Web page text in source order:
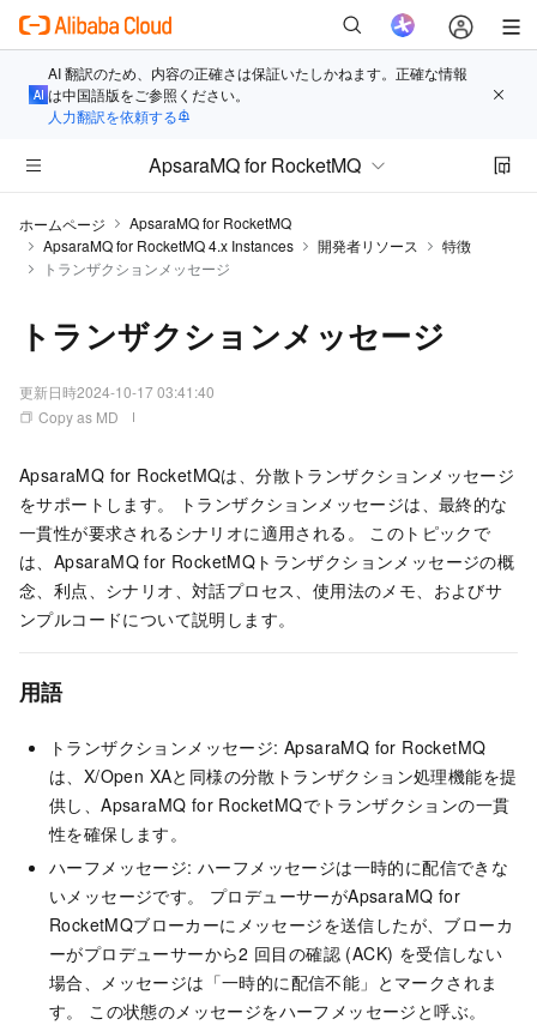
AI 翻訳のため、内容の正確さは保証いたしかねます。正確な情報
は中国語版をご参照ください。
人力翻訳を依頼する
ApsaraMQ for RocketMQ
ホームページ
ApsaraMQ for RocketMQ
ApsaraMQ for RocketMQ 4.x Instances
開発者リソース
特徴
トランザクションメッセージ
トランザクションメッセージ
更新日時2024-10-17 03:41:40
Copy as MD
ApsaraMQ for RocketMQは、分散トランザクションメッセージ
をサポートします。 トランザクションメッセージは、最終的な
一貫性が要求されるシナリオに適用される。 このトピックで
は、 ApsaraMQ for RocketMQ トランザクションメッセージの概
念、利点、シナリオ、対話プロセス、使用法のメモ、およびサ
ンプルコードについて説明します。
用語
トランザクションメッセージ: ApsaraMQ for RocketMQ
は、X/Open XAと同様の分散トランザクション処理機能を提
供し、ApsaraMQ for RocketMQでトランザクションの一貫
性を確保します。
ハーフメッセージ: ハーフメッセージは一時的に配信できな
いメッセージです。 プロデューサーがApsaraMQ for
RocketMQブローカーにメッセージを送信したが、ブローカ
ーがプロデューサーから2 回目の確認 (ACK) を受信しない
場合、メッセージは「一時的に配信不能」とマークされま
す。 この状態のメッセージをハーフメッセージと呼ぶ。